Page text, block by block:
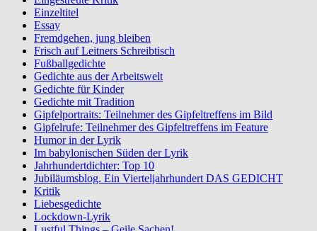
Einzeltitel
Essay
Fremdgehen, jung bleiben
Frisch auf Leitners Schreibtisch
Fußballgedichte
Gedichte aus der Arbeitswelt
Gedichte für Kinder
Gedichte mit Tradition
Gipfelportraits: Teilnehmer des Gipfeltreffens im Bild
Gipfelrufe: Teilnehmer des Gipfeltreffens im Feature
Humor in der Lyrik
Im babylonischen Süden der Lyrik
Jahrhundertdichter: Top 10
Jubiläumsblog. Ein Vierteljahrhundert DAS GEDICHT
Kritik
Liebesgedichte
Lockdown-Lyrik